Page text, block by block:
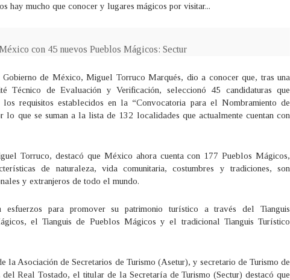
hay mucho que conocer y lugares mágicos por visitar...
con 45 nuevos Pueblos Mágicos: Sectur
de México, Miguel Torruco Marqués, dio a conocer que, tras una
Técnico de Evaluación y Verificación, seleccionó 45 candidaturas que
requisitos establecidos en la “Convocatoria para el Nombramiento de
lo que se suman a la lista de 132 localidades que actualmente cuentan con
Torruco, destacó que México ahora cuenta con 177 Pueblos Mágicos,
de naturaleza, vida comunitaria, costumbres y tradiciones, son
y extranjeros de todo el mundo.
esfuerzos para promover su patrimonio turístico a través del Tianguis
el Tianguis de Pueblos Mágicos y el tradicional Tianguis Turístico
la Asociación de Secretarios de Turismo (Asetur), y secretario de Turismo de
del Real Tostado, el titular de la Secretaría de Turismo (Sectur) destacó que